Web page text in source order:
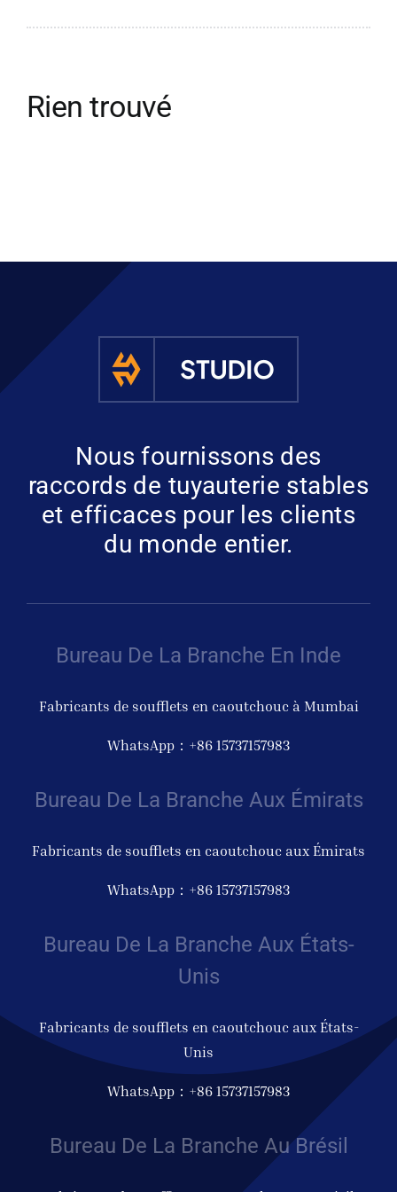
Compensateur à soufflet
Rien trouvé
Nous fournissons des
raccords de tuyauterie stables
et efficaces pour les clients
du monde entier.
Bureau De La Branche En Inde
Fabricants de soufflets en caoutchouc à Mumbai
WhatsApp：+86 15737157983
Bureau De La Branche Aux Émirats
Fabricants de soufflets en caoutchouc aux Émirats
WhatsApp：+86 15737157983
Bureau De La Branche Aux États-
Unis
Fabricants de soufflets en caoutchouc aux États-
Unis
WhatsApp：+86 15737157983
Bureau De La Branche Au Brésil